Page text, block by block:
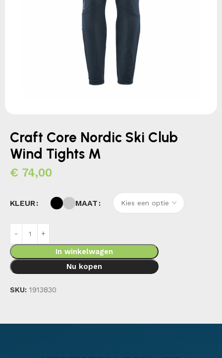
Craft Core Nordic Ski Club
Wind Tights M
€ 74,00
KLEUR MAAT
In winkelwagen
Nu kopen
SKU: 1913830